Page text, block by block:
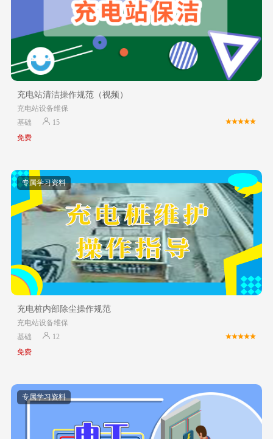
充电站清洁操作规范（视频）
充电站设备维保
基础
15
免费
专属学习资料
充电桩内部除尘操作规范
充电站设备维保
基础
12
免费
专属学习资料